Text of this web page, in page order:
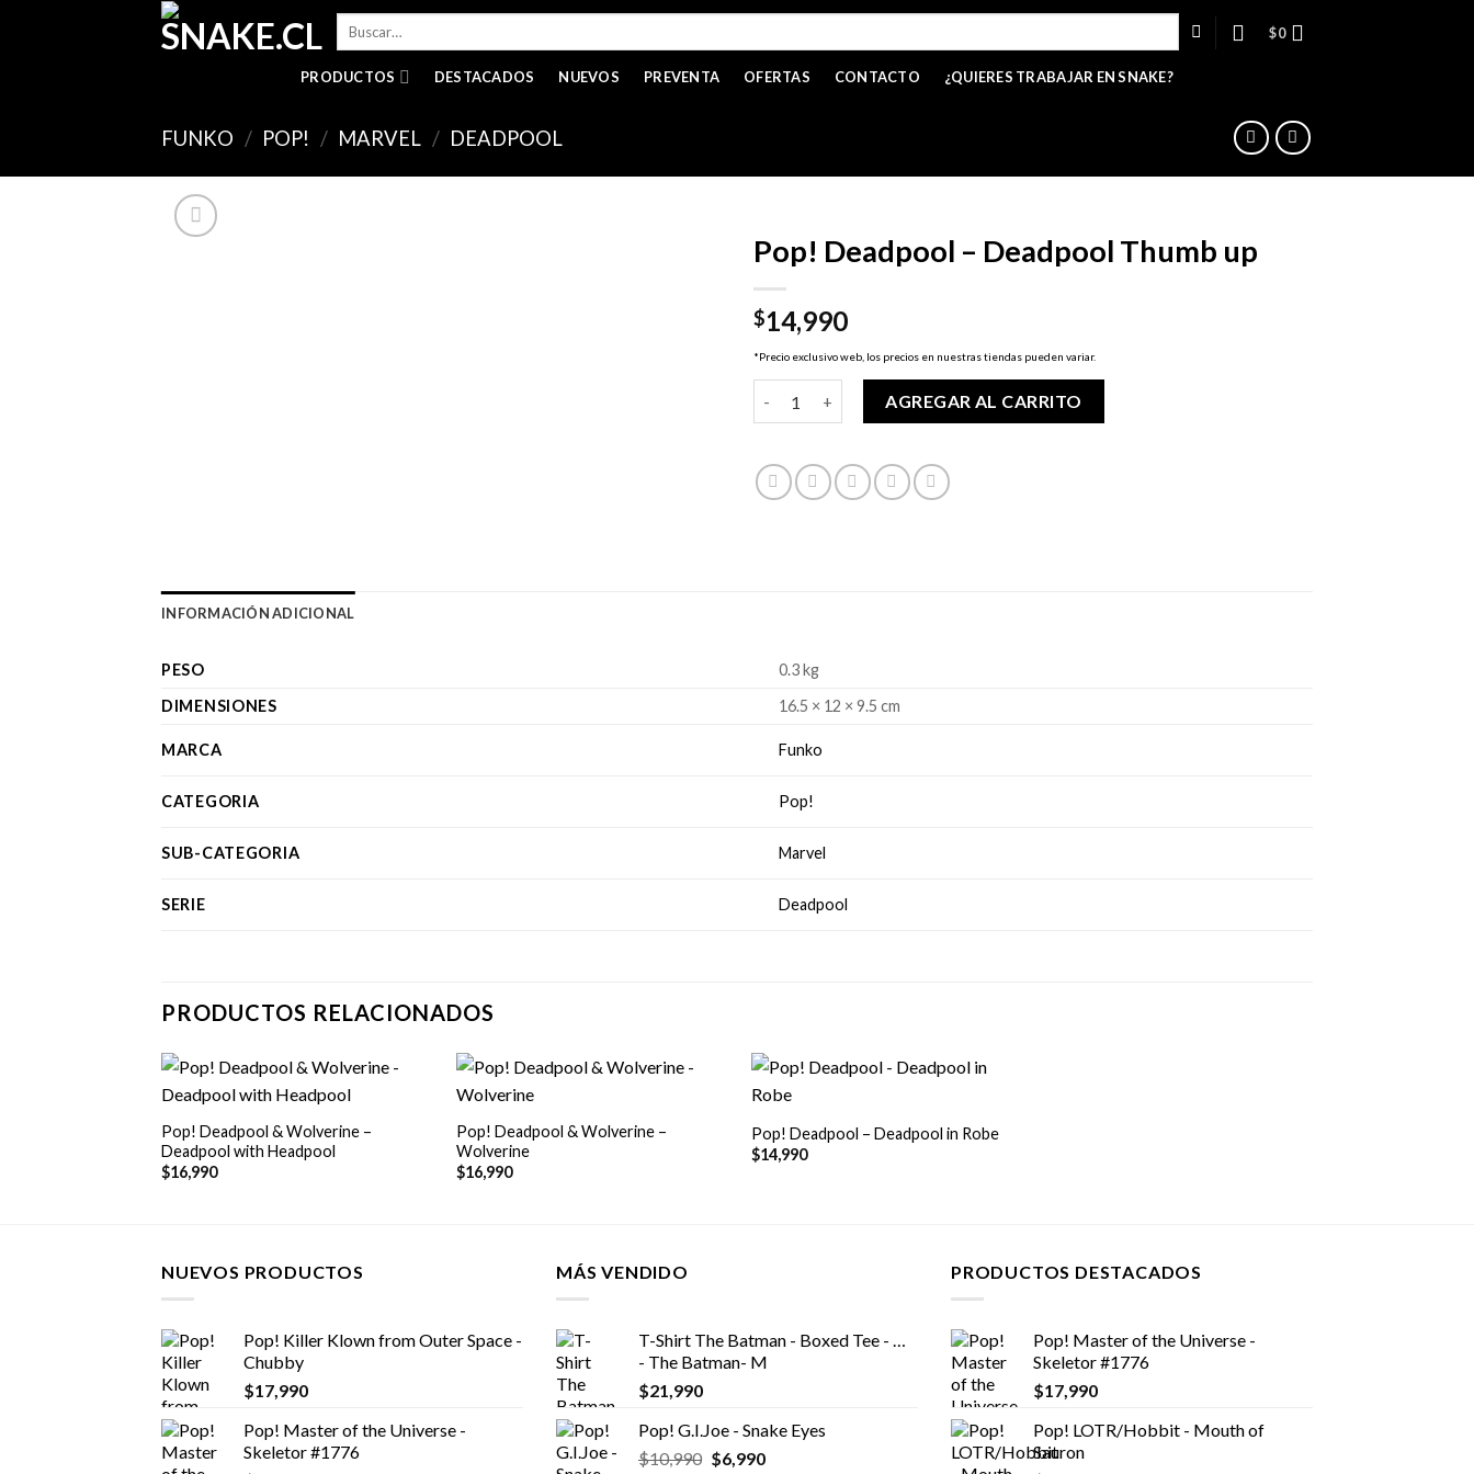
Buscar
$0
PRODUCTOS DESTACADOS NUEVOS PREVENTA OFERTAS CONTACTO ¿QUIERES TRABAJAR EN SNAKE?
FUNKO / POP! / MARVEL / DEADPOOL
Pop! Deadpool – Deadpool Thumb up
$14,990
*Precio exclusivo web, los precios en nuestras tiendas pueden variar.
AGREGAR AL CARRITO
INFORMACIÓN ADICIONAL
PESO
0.3 kg
DIMENSIONES
16.5 × 12 × 9.5 cm
MARCA Funko
CATEGORIA Pop!
SUB-CATEGORIA Marvel
SERIE Deadpool
PRODUCTOS RELACIONADOS
Pop! Deadpool & Wolverine –
Deadpool with Headpool
$16,990
+
Pop! Deadpool & Wolverine –
Wolverine
$16,990
Pop! Deadpool – Deadpool in Robe
$14,990
NUEVOS PRODUCTOS
Pop! Killer Klown from Outer Space -
Chubby
$17,990
Pop! Master of the Universe -
Skeletor #1776
MÁS VENDIDO
T-Shirt The Batman - Boxed Tee - DC
- The Batman- M
$21,990
Pop! G.I.Joe - Snake Eyes
$10,990 El
$6,990El
PRODUCTOS DESTACADOS
Pop! Master of the Universe -
Skeletor #1776
$17,990
Pop! LOTR/Hobbit - Mouth of
Sauron